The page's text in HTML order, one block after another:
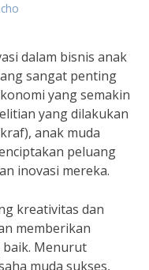
dalam bisnis anak
sangat penting
yang semakin
yang dilakukan
anak muda
peluang
inovasi mereka.
kreativitas dan
memberikan
baik. Menurut
muda sukses,